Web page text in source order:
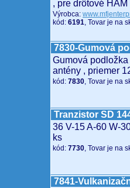
, pre drôtové
Výrobca:
kód: 6191, Tovar je na
7830-Gumová
Gumová
antény , priemer
kód: 7830, Tovar je na
Tranzistor SD
36 V-15 A-60 W-
ks
kód: 7730, Tovar je na
7841-